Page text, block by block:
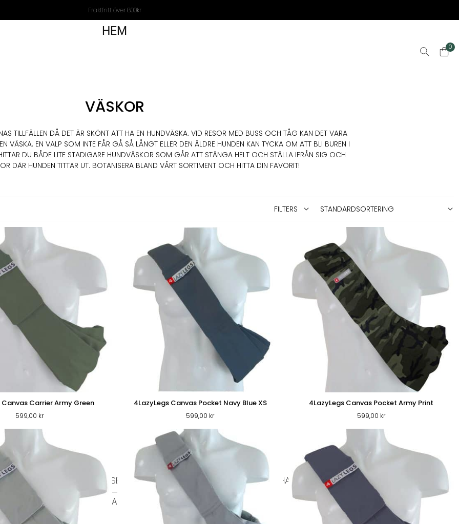
Fraktfritt över 800kr
HEM
HALSBAND
LÄDER HALSBAND
TEXTIL HALSBAND
BIOTHANE HALSBAND
BAJSPÅSAR & TILLBEHÖR GODISVÄSKOR
VARUMÄRKEN VÅRA BUTIKER
0
VÄSKOR
TILLFÄLLEN DÅ DET ÄR SKÖNT ATT HA EN HUNDVÄSKA. VID RESOR MED BUSS OCH TÅG KAN DET VARA
VÄSKA. EN VALP SOM INTE FÅR GÅ SÅ LÅNGT ELLER DEN ÄLDRE HUNDEN KAN TYCKA OM ATT BLI BUREN I
DU BÅDE LITE STADIGARE HUNDVÄSKOR SOM GÅR ATT STÄNGA HELT OCH STÄLLA IFRÅN SIG OCH
DÄR HUNDEN TITTAR UT. BOTANISERA BLAND VÅRT SORTIMENT OCH HITTA DIN FAVORIT!
FILTERS
Canvas Carrier Army Green
599,00 kr
4LazyLegs Canvas Pocket Navy Blue XS
599,00 kr
4LazyLegs Canvas Pocket Army Print
599,00 kr